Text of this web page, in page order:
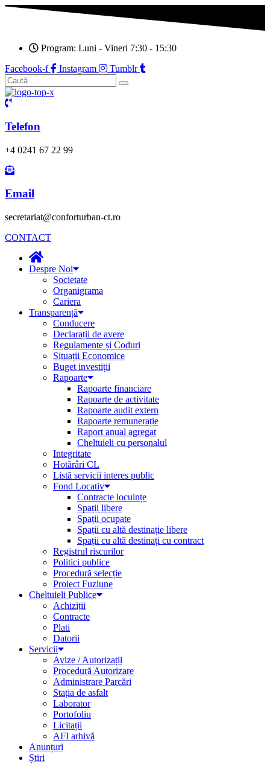
Program: Luni - Vineri 7:30 - 15:30
Facebook-f
Instagram Tumblr
Telefon
+4 0241 67 22 99
Email
secretariat@conforturban-ct.ro
CONTACT
Despre Noi
Societate
Organigrama
Cariera
Transparență
Conducere
Declarații de avere
Regulamente și Coduri
Situații Economice
Buget investiții
Rapoarte
Rapoarte financiare
Rapoarte de activitate
Rapoarte audit extern
Rapoarte remunerație
Raport anual agregat
Cheltuieli cu personalul
Integritate
Hotărâri CL
Listă servicii interes public
Fond Locativ
Contracte locuințe
Spații libere
Spații ocupate
Spații cu altă destinație libere
Spații cu altă destinați cu contract
Registrul riscurilor
Politici publice
Procedură selecție
Proiect Fuziune
Cheltuieli Publice
Achiziții
Contracte
Plati
Datorii
Servicii
Avize / Autorizații
Procedură Autorizare
Administrare Parcări
Stația de asfalt
Laborator
Portofoliu
Licitații
AFI arhivă
Anunțuri
Știri